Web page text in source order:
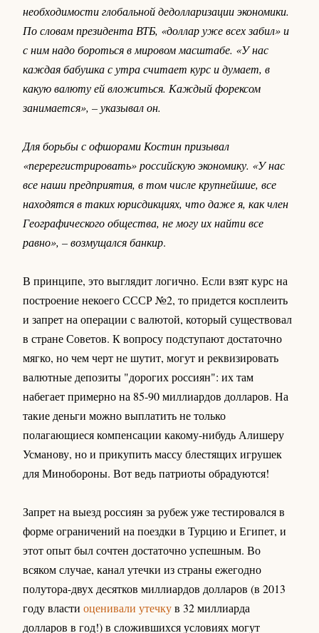
необходимости глобальной дедолларизации экономики.
По словам президента ВТБ, «доллар уже всех забил» и
с ним надо бороться в мировом масштабе. «У нас
каждая бабушка с утра считает курс и думает, в
какую валюту ей вложиться. Каждый форексом
занимается», – указывал он.
Для борьбы с офшорами Костин призывал
«перерегистрировать» российскую экономику. «У нас
все наши предприятия, в том числе крупнейшие, все
находятся в таких юрисдикциях, что даже я, как член
Географического общества, не могу их найти все
равно», – возмущался банкир.
В принципе, это выглядит логично. Если взят курс на
построение некоего СССР №2, то придется косплеить
и запрет на операции с валютой, который существовал
в стране Советов. К вопросу подступают достаточно
мягко, но чем черт не шутит, могут и реквизировать
валютные депозиты "дорогих россиян": их там
набегает примерно на 85-90 миллиардов долларов. На
такие деньги можно выплатить не только
полагающиеся компенсации какому-нибудь Алишеру
Усманову, но и прикупить массу блестящих игрушек
для Минобороны. Вот ведь патриоты обрадуются!
Запрет на выезд россиян за рубеж уже тестировался в
форме ограничений на поездки в Турцию и Египет, и
этот опыт был сочтен достаточно успешным. Во
всяком случае, канал утечки из страны ежегодно
полутора-двух десятков миллиардов долларов (в 2013
году власти оценивали утечкув 32 миллиарда
долларов в год!) в сложившихся условиях могут